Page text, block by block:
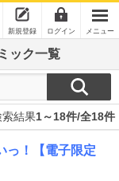
新規登録 ログイン メニュー
ック一覧
結果1～18件/全18件
っ！【電子限定